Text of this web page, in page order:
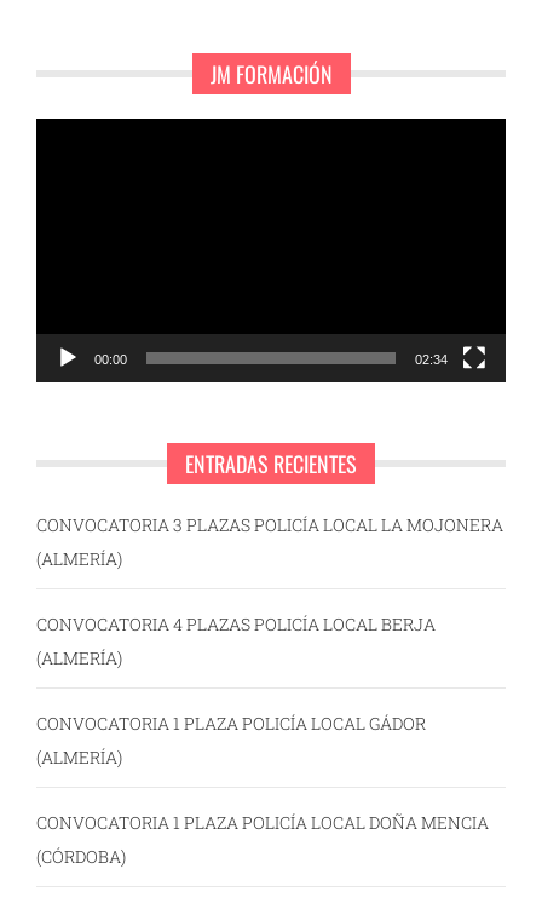
JM FORMACIÓN
00:00 02:34
ENTRADAS RECIENTES
CONVOCATORIA 3 PLAZAS POLICÍA LOCAL LA MOJONERA
(ALMERÍA)
CONVOCATORIA 4 PLAZAS POLICÍA LOCAL BERJA
(ALMERÍA)
CONVOCATORIA 1 PLAZA POLICÍA LOCAL GÁDOR
(ALMERÍA)
CONVOCATORIA 1 PLAZA POLICÍA LOCAL DOÑA MENCIA
(CÓRDOBA)